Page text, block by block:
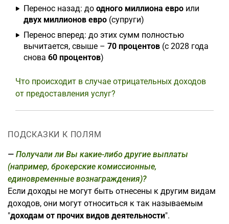
Перенос назад: до одного миллиона евро или
двух миллионов евро (супруги)
Перенос вперед: до этих сумм полностью
вычитается, свыше – 70 процентов (с 2028 года
снова 60 процентов)
Что происходит в случае отрицательных доходов
от предоставления услуг?
ПОДСКАЗКИ К ПОЛЯМ
Получали ли Вы какие-либо другие выплаты
(например, брокерские комиссионные,
единовременные вознаграждения)?
Если доходы не могут быть отнесены к другим видам
доходов, они могут относиться к так называемым
"доходам от прочих видов деятельности".